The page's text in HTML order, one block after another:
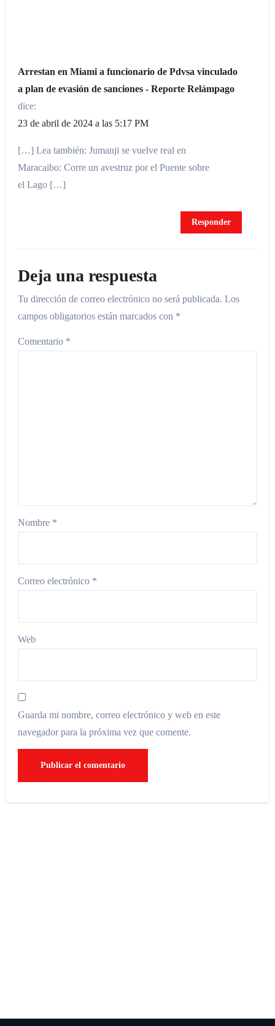
Arrestan en Miami a funcionario de Pdvsa vinculado
a plan de evasión de sanciones - Reporte Relámpago
dice:
23 de abril de 2024 a las 5:17 PM
[…] Lea también: Jumanji se vuelve real en
Maracaibo: Corre un avestruz por el Puente sobre
el Lago […]
Responder
Deja una respuesta
Tu dirección de correo electrónico no será publicada. Los
campos obligatorios están marcados con *
Comentario *
Nombre *
Correo electrónico *
Web
Guarda mi nombre, correo electrónico y web en este
navegador para la próxima vez que comente.